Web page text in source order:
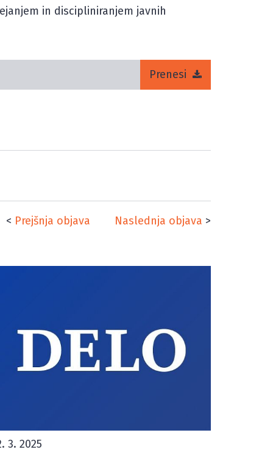
in discipliniranjem javnih
Prenesi
< Prejšnja objava Naslednja objava >
3. 2025